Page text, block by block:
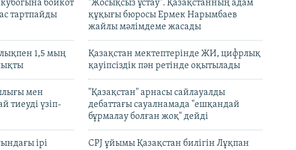
бойкот
тартпайды
"Жосықсыз ұстау". Қазақстанның адам
құқығы бюросы Ермек Нарымбаев
жайлы мәлімдеме жасады
1,5 мың
Қазақстан мектептерінде ЖИ, цифрлық
қауіпсіздік пән ретінде оқытылады
мен
тиеуді үзіп-
"Қазақстан" арнасы сайлауалды
дебаттағы сауалнамада "ешқандай
бұрмалау болған жоқ" дейді
ірі
CPJ ұйымы Қазақстан билігін Лұқпан